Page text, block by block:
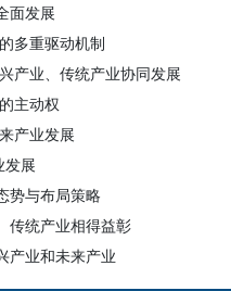
面发展
多重驱动机制
产业、传统产业协同发展
主动权
产业发展
发展
势与布局策略
传统产业相得益彰
产业和未来产业